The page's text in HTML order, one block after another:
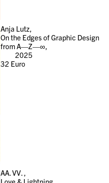
Anja Lutz,
On the Edges of Graphic Design
from A—Z—∞,
2025
32 Euro
AA. VV. ,